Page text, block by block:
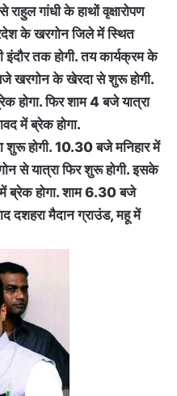
गांधी के हाथों वृक्षारोपण
के खरगोन जिले में स्थित
इंदौर तक होगी. तय कार्यक्रम के
खरगोन के खेरदा से शुरू होगी.
होगा. फिर शाम 4 बजे यात्रा
में ब्रेक होगा.
होगी. 10.30 बजे मनिहार में
से यात्रा फिर शुरू होगी. इसके
ब्रेक होगा. शाम 6.30 बजे
दशहरा मैदान ग्राउंड, महू में